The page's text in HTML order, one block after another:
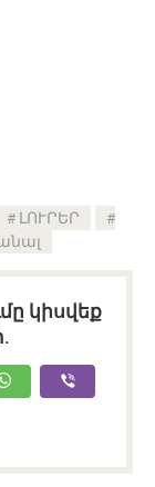
ԼՈՒՐԵՐ
կիսվեք